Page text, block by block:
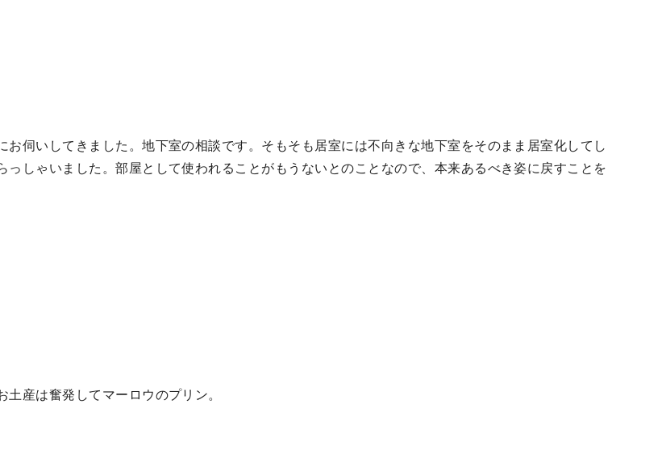
お伺いしてきました。地下室の相談です。そもそも居室には不向きな地下室をそのまま居室化してし
っしゃいました。部屋として使われることがもうないとのことなので、本来あるべき姿に戻すことを
産は奮発してマーロウのプリン。